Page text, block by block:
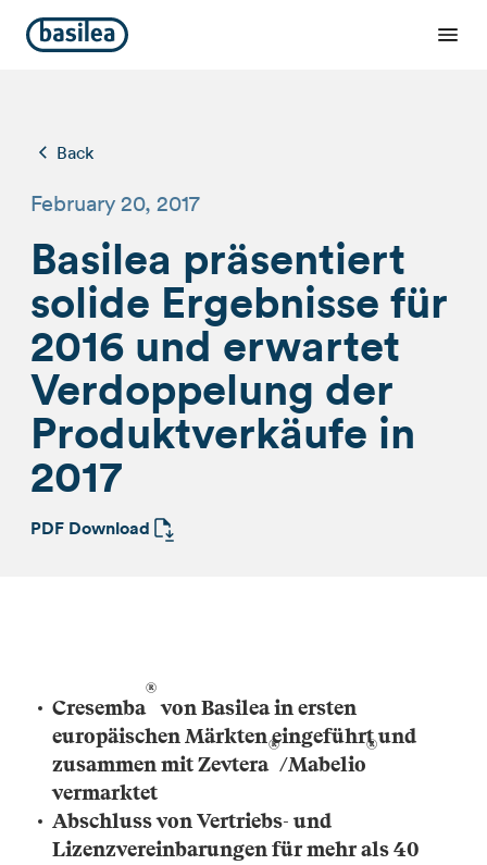
Back
February 20, 2017
Basilea präsentiert
solide Ergebnisse für
2016 und erwartet
Verdoppelung der
Produktverkäufe in
2017
PDF Download
Cresemba
®
von Basilea in ersten
europäischen Märkten eingeführt und
zusammen mit Zevtera
®
/Mabelio
®
vermarktet
Abschluss von Vertriebs- und
Lizenzvereinbarungen für mehr als 40